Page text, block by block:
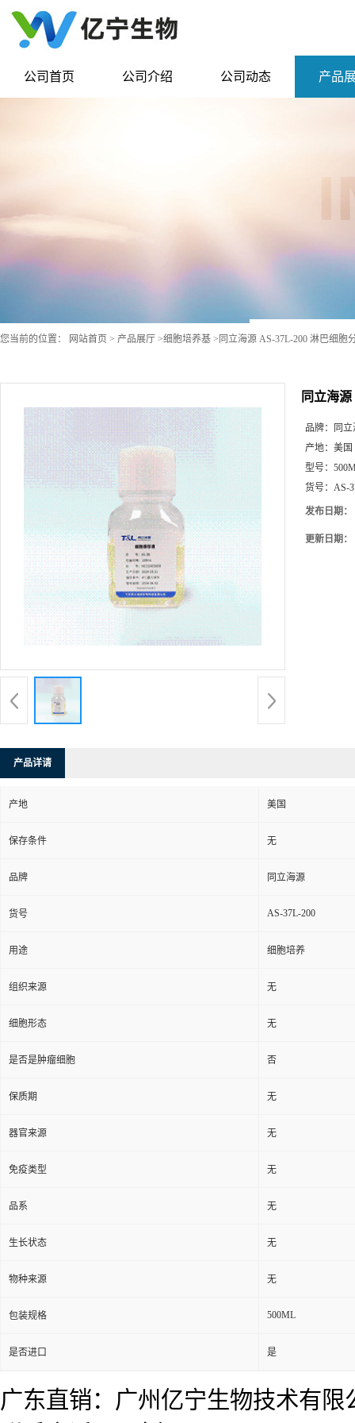
公司首页 公司介绍 公司动态 产品
您当前的位置： 网站首页 > 产品展厅 >细胞培养基 > 同立海源 AS-37L-200 淋巴细胞
同立海
品牌：
同
产地： 美国
型号：
货号： AS-
发布日期：
更新日期：
产品详请
产地 美国
保存条件 无
品牌 同立海源
货号 AS-37L-200
用途 细胞培养
组织来源 无
细胞形态 无
是否是肿瘤细胞 否
保质期 无
器官来源 无
免疫类型 无
品系 无
生长状态 无
物种来源 无
包装规格 500ML
是否进口 是
广东直销：广州亿宁生物技术有限